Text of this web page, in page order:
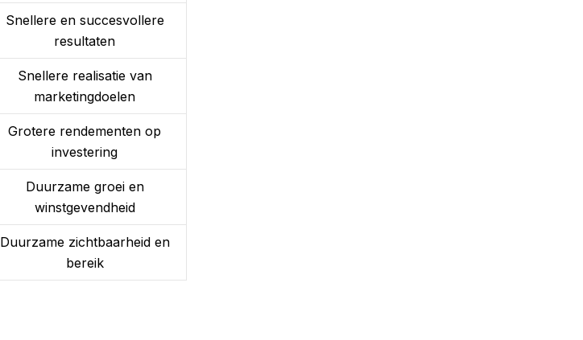
Snellere en succesvollere
resultaten
Snellere realisatie van
marketingdoelen
Grotere rendementen op
investering
Duurzame groei en
winstgevendheid
Duurzame zichtbaarheid en
bereik